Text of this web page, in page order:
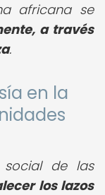
africana se
a través
.
en la
de las
los lazos